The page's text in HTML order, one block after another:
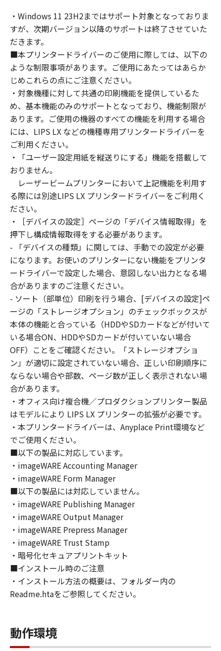
ェア」を使用させることができますが、かかる
コンピューターの使用者に本契約書上の義務お
よび条件を遵守させるとともに、その履行に関
し全責任を負うことを条件とします。
(2) お客様は、上記(1)に基づいて「本ソフトウ
ェア」を使用するためのバックアップとして、
「本ソフトウェア」を１部、複製することがで
きます。
(3) 上記(1)および(2)に定める場合を除き、キヤ
ノンまたはキヤノンのライセンサーのいかなる
知的財産権も、明示たると黙示たるとを問わ
ず、本契約書によってお客様に譲渡あるいは許
諾されるものではありません。
２．制限
(1) お客様は、再使用許諾、譲渡、販売、頒
布、リースもしくは貸与その他の方法により、
第三者に「本ソフトウェア」を使用させること
はできません。
(2) お客様は、「本ソフトウェア」の全部また
は一部を修正、改変、逆コンパイル、逆アセン
ブル、その他リバースエンジニアリング等する
ことはできません。また第三者にこのような行
為をさせてはなりません。
３．著作権表示
お客様は、「本ソフトウェア」に含まれるキヤ
ノンまたはキヤノンのライセンサーの著作権表
示を変更し、除去しもしくは削除してはなりま
せん。
４．所有権
「本ソフトウェア」に係る権原および所有権
は、その内容によりキヤノンまたはキヤノンの
ライセンサーに帰属します。
５．輸出
お客様は、日本国政府または関連する外国政府
より必要な許可等を得ることなしに、「本ソフ
トウェア」の全部または一部を、直接または間
接に輸出してはなりません。
６．サポートおよびアップデート
キヤノン、キヤノンの子会社、関係会社、それ
らの販売代理店および販売店、並びにキヤノン
のライセンサーは、お客様による「本ソフトウ
ェア」の使用を支援すること、および「本ソフ
トウェア」に対してアップデート、バグの修正
あるいはサポートを行うことについて、いかな
る責任も負うものではありません。
７．保証の否認・免責
(1) 「本ソフトウェア」は、『現状のまま』の
状態で使用許諾されます。キヤノン、キヤノン
のライセンサー、キヤノンの子会社、キヤノン
の関連会社、それらの販売代理店または販売店
め、いかなる保証も、明示たると黙示たるとを
問わず一切しないものとします。
・Windows 11 23H2まではサポート対象となっておりま
すが、次期バージョン以降のサポートは終了させていた
だきます。
■本プリンタードライバーのご使用に際しては、以下の
ような制限事項があります。ご使用にあたってはあらか
じめこれらの点にご注意ください。
・対象機種に対して共通の印刷機能を提供しているた
め、基本機能のみのサポートとなっており、機能制限が
あります。ご使用の機器のすべての機能を利用する場合
には、LIPS LX などの機種専用プリンタードライバーを
ご利用ください。
・「ユーザー設定用紙を縦送りにする」機能を搭載して
おりません。
レーザービームプリンターにおいて上記機能を利用す
る際には別途LIPS LX プリンタードライバーをご利用く
ださい。
・［デバイスの設定］ページの「デバイス情報取得」を
押下し構成情報取得をする必要があります。
- 「デバイスの種類」に関しては、手動での設定が必要
になります。お使いのプリンターにない機能をプリンタ
ードライバーで設定した場合、意図しない出力となる場
合がありますのご注意ください。
- ソート（部単位）印刷を行う場合、[デバイスの設定]ペ
ージの「ストレージオプション」のチェックボックスが
本体の機能と合っている（HDDやSDカードなどが付いて
いる場合ON、HDDやSDカードが付いていない場合
OFF）ことをご確認ください。「ストレージオプショ
ン」が適切に設定されていない場合、正しい印刷順序に
ならない場合や部数、ページ数が正しく表示されない場
合があります。
・オフィス向け複合機／プロダクションプリンター製品
はモデルにより LIPS LX プリンターの拡張が必要です。
・本プリンタードライバーは、Anyplace Print環境など
でご使用ください。
■以下の製品に対応しています。
・imageWARE Accounting Manager
・imageWARE Form Manager
■以下の製品には対応していません。
・imageWARE Publishing Manager
・imageWARE Output Manager
・imageWARE Prepress Manager
・imageWARE Trust Stamp
・暗号化セキュアプリントキット
■インストール時のご注意
・インストール方法の概要は、フォルダー内の
Readme.htaをご参照してください。
動作環境